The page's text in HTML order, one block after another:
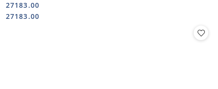
Cena:
27183.00
Cena:
27183.00